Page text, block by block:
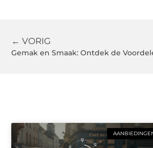
← VORIG
Gemak en Smaak: Ontdek de